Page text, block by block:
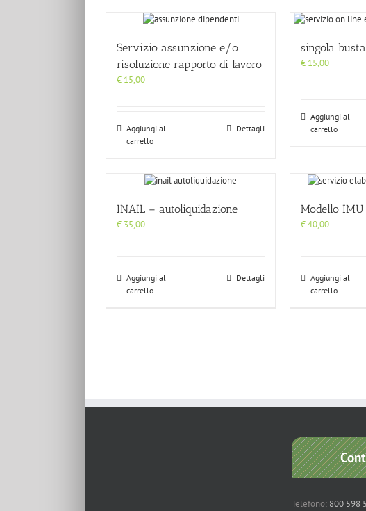
Servizio assunzione e/o
risoluzione rapporto di lavoro
€ 15,00
Aggiungi al
carrello
Dettagli
singola
€ 15,00
Aggiungi al
carrello
INAIL – autoliquidazione
€ 35,00
Aggiungi al
carrello
Dettagli
Modello IMU
€40,00
Aggiungi al
carrello
Telefono: 800 598